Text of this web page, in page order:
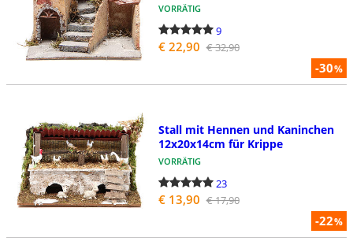
-30%
VORRÄTIG
9
€ 22,90 € 32,90
-22%
Stall mit Hennen und Kaninchen
12x20x14cm für Krippe
VORRÄTIG
23
€ 13,90 € 17,90